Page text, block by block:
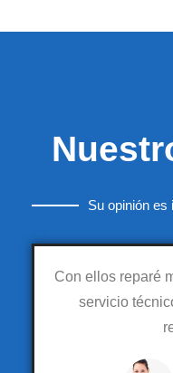
Su opinión es
Con ellos reparé
servicio